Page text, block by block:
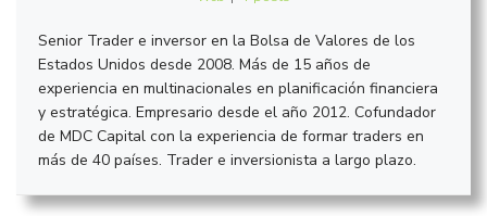
Senior Trader e inversor en la Bolsa de Valores de los
Estados Unidos desde 2008. Más de 15 años de
experiencia en multinacionales en planificación financiera
y estratégica. Empresario desde el año 2012. Cofundador
de MDC Capital con la experiencia de formar traders en
más de 40 países. Trader e inversionista a largo plazo.